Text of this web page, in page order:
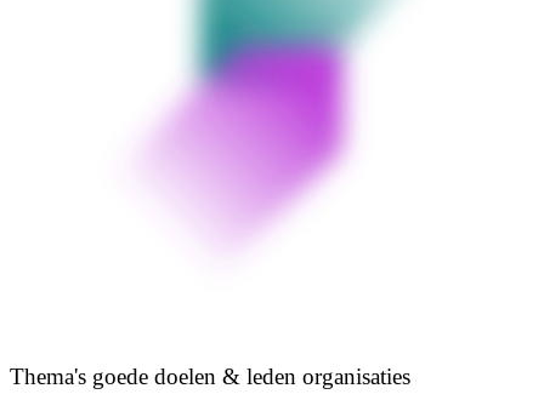
Thema's goede doelen & leden organisaties